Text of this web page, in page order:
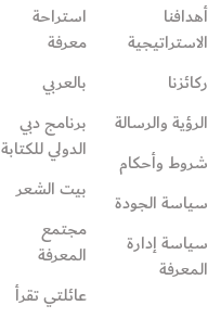
أهدافنا
الاستراتيجية
ركائزنا
الرؤية والرسالة
شروط وأحكام
سياسة الجودة
سياسة إدارة
المعرفة
استراحة
معرفة
بالعربي
برنامج دبي
الدولي للكتابة
بيت الشعر
مجتمع
المعرفة
عائلتي تقرأ‎